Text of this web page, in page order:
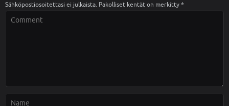
Sähköpostiosoitettasi ei julkaista. Pakolliset kentät on merkitty*